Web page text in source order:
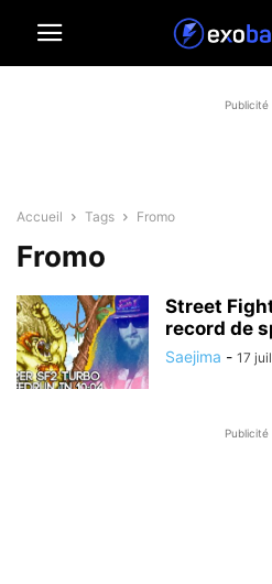
Publicité
Accueil Tags Fromo
Fromo
Street
record de
Saejima - 17
Publicité